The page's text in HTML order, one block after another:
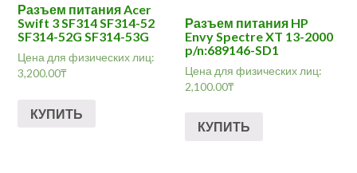
Разъем питания Acer
Swift 3 SF314 SF314-52
SF314-52G SF314-53G
Цена для физических лиц:
3,200.00₸
КУПИТЬ
Разъем питания HP
Envy Spectre XT 13-2000
p/n:689146-SD1
Цена для физических лиц:
2,100.00₸
КУПИТЬ